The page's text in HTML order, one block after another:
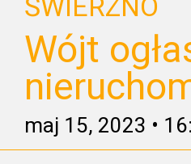
ŚWIERZNO
Wójt
maj 15, 2023 •